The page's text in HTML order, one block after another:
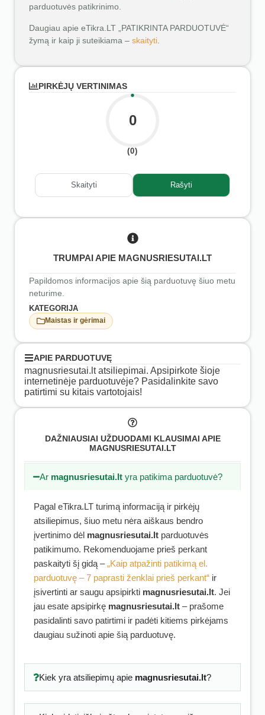
parduotuvės patikrinimo.
Daugiau apie eTikra.LT „PATIKRINTA PARDUOTUVĖ“
žymą ir kaip ji suteikiama – skaityti
PIRKĖJŲ VERTINIMAS
0
(0)
Skaityti Rašyti
TRUMPAI APIE MAGNUSRIESUTAI.LT
Papildomos informacijos apie šią parduotuvę šiuo metu
neturime.
KATEGORIJA
Maistas ir gėrimai
APIE PARDUOTUVĘ
magnusriesutai.lt atsiliepimai. Apsipirkote šioje
internetinėje parduotuvėje? Pasidalinkite savo
patirtimi su kitais vartotojais!
DAŽNIAUSIAI UŽDUODAMI KLAUSIMAI APIE
MAGNUSRIESUTAI.LT
Ar magnusriesutai.lt yra patikima parduotuvė?
Pagal eTikra.LT turimą informaciją ir pirkėjų
atsiliepimus, šiuo metu nėra aiškaus bendro
įvertinimo dėl magnusriesutai.lt parduotuvės
patikimumo. Rekomenduojame prieš perkant
paskaityti šį gidą –„Kaip atpažinti patikimą el.
parduotuvę – 7 paprasti ženklai prieš perkant“ ir
įsivertinti ar saugu apsipirkti magnusriesutai.lt. Jei
jau esate apsipirkę magnusriesutai.lt – prašome
pasidalinti savo patirtimi ir padėti kitiems pirkėjams
daugiau sužinoti apie šią parduotuvę.
Kiek yra atsiliepimų apie magnusriesutai.lt?